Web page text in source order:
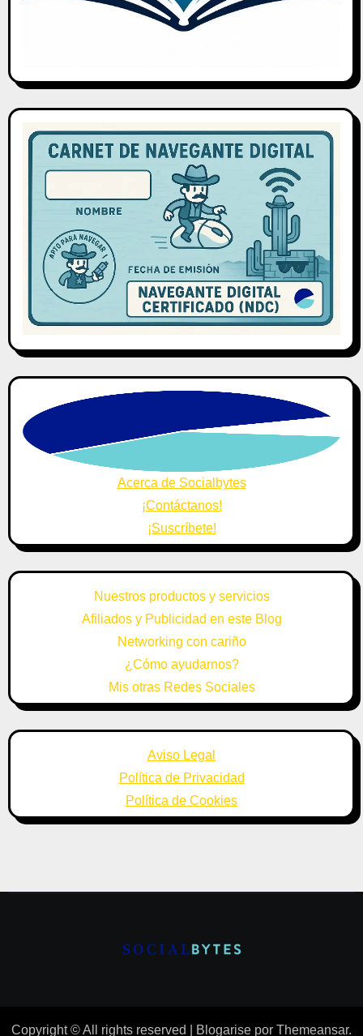
Acerca de Socialbytes
¡Contáctanos!
¡Suscríbete!
Nuestros productos y servicios
Afiliados y Publicidad en este Blog
Networking con cariño
¿Cómo ayudarnos?
Mis otras Redes Sociales
Aviso Legal
Política de Privacidad
Política de Cookies
Copyright © All rights reserved Blogarise por Themeansar.